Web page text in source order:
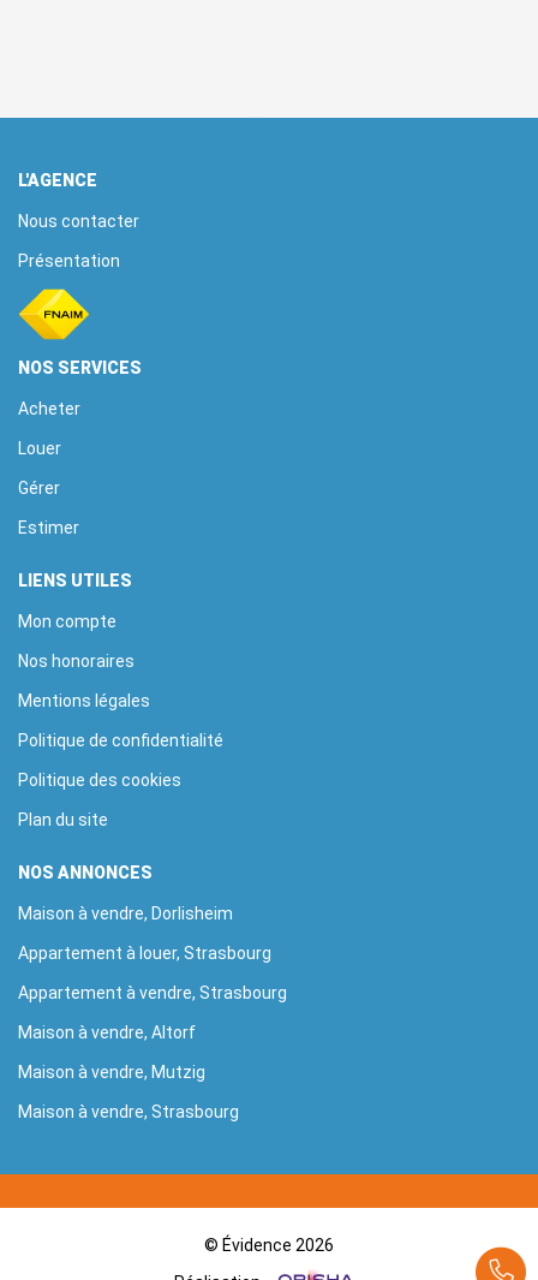
L'AGENCE
Nous contacter
Présentation
NOS SERVICES
Acheter
Louer
Gérer
Estimer
LIENS UTILES
Mon compte
Nos honoraires
Mentions légales
Politique de confidentialité
Politique des cookies
Plan du site
NOS ANNONCES
Maison à vendre, Dorlisheim
Appartement à louer, Strasbourg
Appartement à vendre, Strasbourg
Maison à vendre, Altorf
Maison à vendre, Mutzig
Maison à vendre, Strasbourg
© Évidence 2026